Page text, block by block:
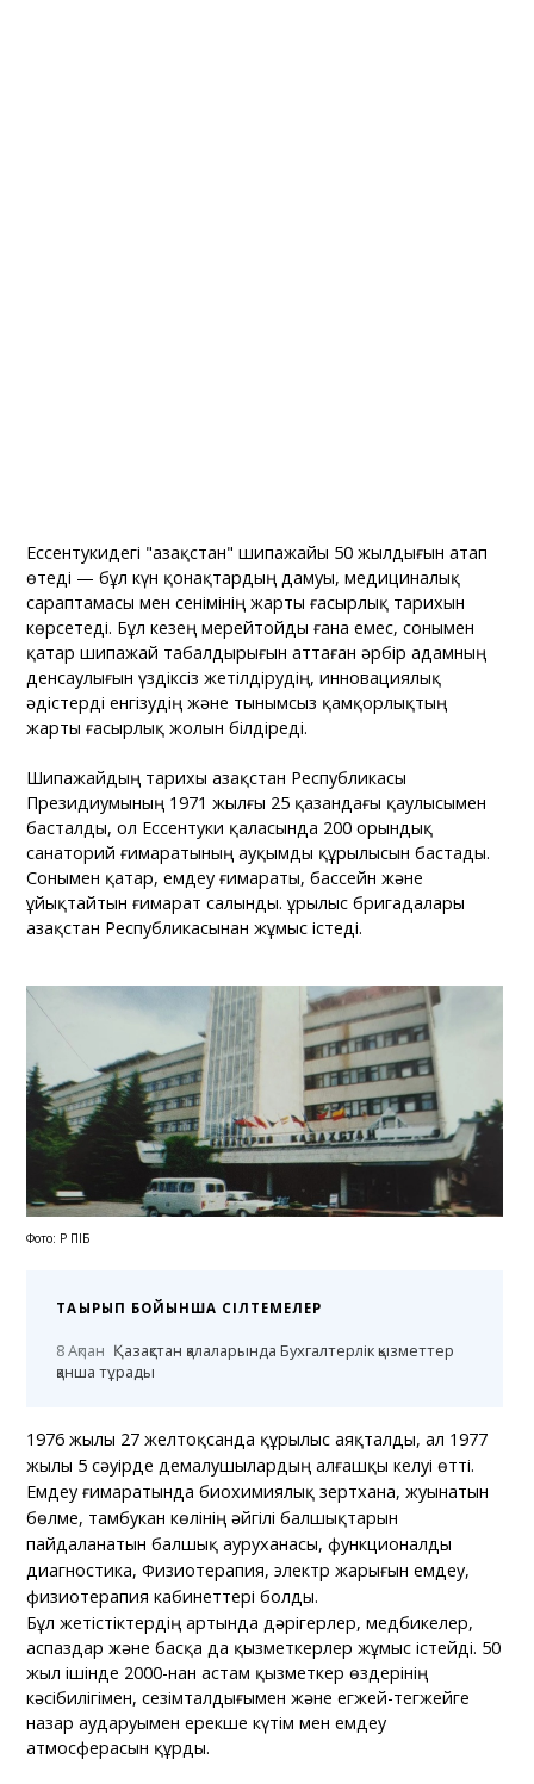
Ессентукидегі "Қазақстан" шипажайы 50 жылдығын атап
өтеді — бұл күн қонақтардың дамуы, медициналық
сараптамасы мен сенімінің жарты ғасырлық тарихын
көрсетеді. Бұл кезең мерейтойды ғана емес, сонымен
қатар шипажай табалдырығын аттаған әрбір адамның
денсаулығын үздіксіз жетілдірудің, инновациялық
әдістерді енгізудің және тынымсыз қамқорлықтың
жарты ғасырлық жолын білдіреді.
Шипажайдың тарихы Қазақстан Республикасы
Президиумының 1971 жылғы 25 қазандағы қаулысымен
басталды, ол Ессентуки қаласында 200 орындық
санаторий ғимаратының ауқымды құрылысын бастады.
Сонымен қатар, емдеу ғимараты, бассейн және
ұйықтайтын ғимарат салынды. Құрылыс бригадалары
Қазақстан Республикасынан жұмыс істеді.
Фото: ҚР ПІБ
ТАҚЫРЫП БОЙЫНША СІЛТЕМЕЛЕР
8 Ақпан Қазақстан қалаларында Бухгалтерлік қызметтер
қанша тұрады
1976 жылы 27 желтоқсанда құрылыс аяқталды, ал 1977
жылы 5 сәуірде демалушылардың алғашқы келуі өтті.
Емдеу ғимаратында биохимиялық зертхана, жуынатын
бөлме, тамбукан көлінің әйгілі балшықтарын
пайдаланатын балшық ауруханасы, функционалды
диагностика, Физиотерапия, электр жарығын емдеу,
физиотерапия кабинеттері болды.
Бұл жетістіктердің артында дәрігерлер, медбикелер,
аспаздар және басқа да қызметкерлер жұмыс істейді. 50
жыл ішінде 2000-нан астам қызметкер өздерінің
кәсібилігімен, сезімталдығымен және егжей-тегжейге
назар аударуымен ерекше күтім мен емдеу
атмосферасын құрды.